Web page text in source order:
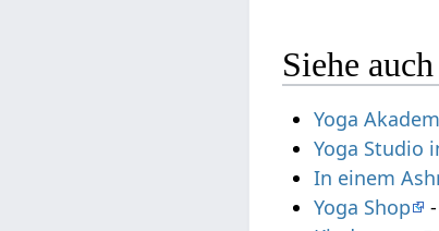
Siehe auch
Yoga
Yoga Studio
In einem
Yoga Shop